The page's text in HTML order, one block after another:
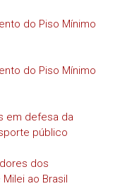
do Piso Mínimo
do Piso Mínimo
em defesa da
público
dos
ao Brasil